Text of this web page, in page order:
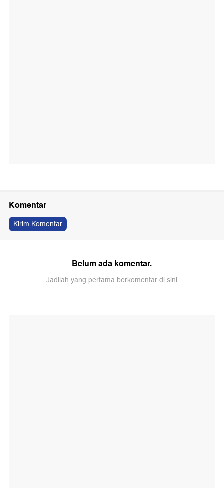
Komentar
Kirim Komentar
Belum ada komentar.
Jadilah yang pertama berkomentar di sini